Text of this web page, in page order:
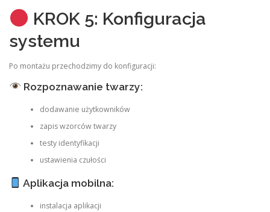
KROK 5: Konfiguracja
systemu
Po montażu przechodzimy do konfiguracji:
Rozpoznawanie twarzy:
dodawanie użytkowników
zapis wzorców twarzy
testy identyfikacji
ustawienia czułości
Aplikacja mobilna:
instalacja aplikacji